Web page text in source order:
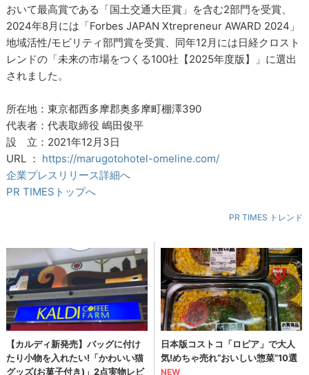
おいて最高賞である「国土交通大臣賞」を含む2部門を受賞、
2024年8月には「Forbes JAPAN Xtrepreneur AWARD 2024」
地域活性/モビリティ部門賞を受賞、同年12月には日経クロスト
レンドの「未来の市場をつくる100社【2025年度版】」に選出
されました。
所在地：東京都西多摩郡奥多摩町棚澤390
代表者：代表取締役 嶋田俊平
設 立：2021年12月3日
URL ： https://marugotohotel-omeline.com/
企業プレスリリース詳細へ
PR TIMESトップへ
PR TIMES トレンド